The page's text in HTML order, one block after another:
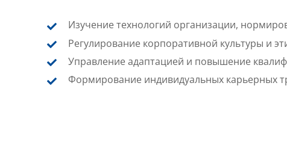
Изучение технологий организации,
Регулирование корпоративной культуры и
Управление адаптацией и повышение
Формирование индивидуальных карьерных